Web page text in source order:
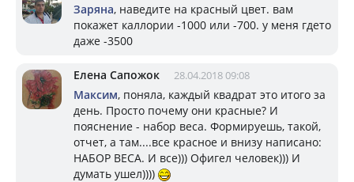
Заряна, наведите на красный цвет. вам
покажет каллории -1000 или -700. у меня гдето
даже -3500
Елена Сапожок 28.04.2018 09:08
Максим, поняла, каждый квадрат это итого за
день. Просто почему они красные? И
пояснение - набор веса. Формируешь, такой,
отчет, а там....все красное и внизу написано:
НАБОР ВЕСА. И все))) Офигел человек))) И
думать ушел))))